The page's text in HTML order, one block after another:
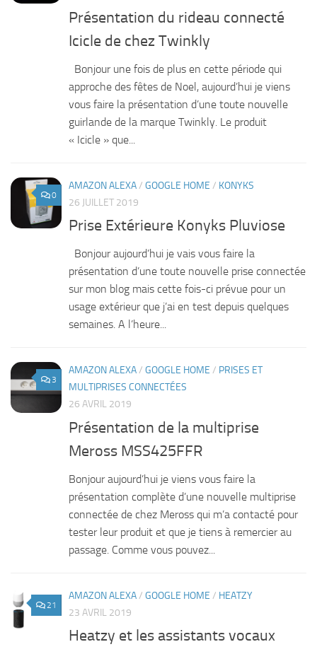
Présentation du rideau connecté
Icicle de chez Twinkly
Bonjour une fois de plus en cette période qui
approche des fêtes de Noel, aujourd’hui je viens
vous faire la présentation d’une toute nouvelle
guirlande de la marque Twinkly. Le produit
« Icicle » que...
0
AMAZON ALEXA/ GOOGLE HOME / KONYKS
26 JUILLET 2019
Prise Extérieure Konyks Pluviose
Bonjour aujourd’hui je vais vous faire la
présentation d’une toute nouvelle prise connectée
sur mon blog mais cette fois-ci prévue pour un
usage extérieur que j’ai en test depuis quelques
semaines. A l’heure...
3
AMAZON ALEXA/ GOOGLE HOME / PRISES ET
MULTIPRISES CONNECTÉES
26 AVRIL 2019
Présentation de la multiprise
Meross MSS425FFR
Bonjour aujourd’hui je viens vous faire la
présentation complète d’une nouvelle multiprise
connectée de chez Meross qui m’a contacté pour
tester leur produit et que je tiens à remercier au
passage. Comme vous pouvez...
21
AMAZON ALEXA/ GOOGLE HOME / HEATZY
23 AVRIL 2019
Heatzy et les assistants vocaux